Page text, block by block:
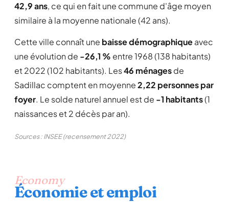
42,9 ans, ce qui en fait une commune d'âge moyen
similaire à la moyenne nationale (42 ans).
Cette ville connaît une baisse démographiqueavec
une évolution de -26,1 % entre 1968 (138 habitants)
et 2022 (102 habitants). Les46 ménagesde
Sadillac comptent en moyenne2,22 personnes par
foyer. Le solde naturel annuel est de -1 habitants(1
naissances et 2 décès par an).
Sources : INSEE (recensement 2022)
Economy
Économie et emploi